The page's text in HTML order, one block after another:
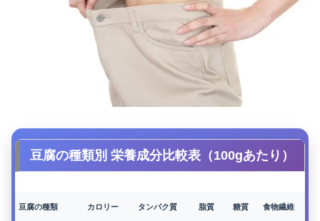
豆腐の種類別 栄養成分比較表（100gあたり）
豆腐の種類 カロリー タンパク質 脂質 糖質 食物繊維